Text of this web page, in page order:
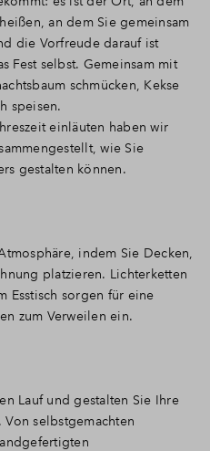
an dem Sie gemeinsam
die Vorfreude darauf ist
Fest selbst. Gemeinsam mit
schmücken, Kekse
speisen.
einläuten haben wir
wie Sie
gestalten können.
indem Sie Decken,
platzieren. Lichterketten
Esstisch sorgen für eine
zum Verweilen ein.
Lauf und gestalten Sie Ihre
selbstgemachten